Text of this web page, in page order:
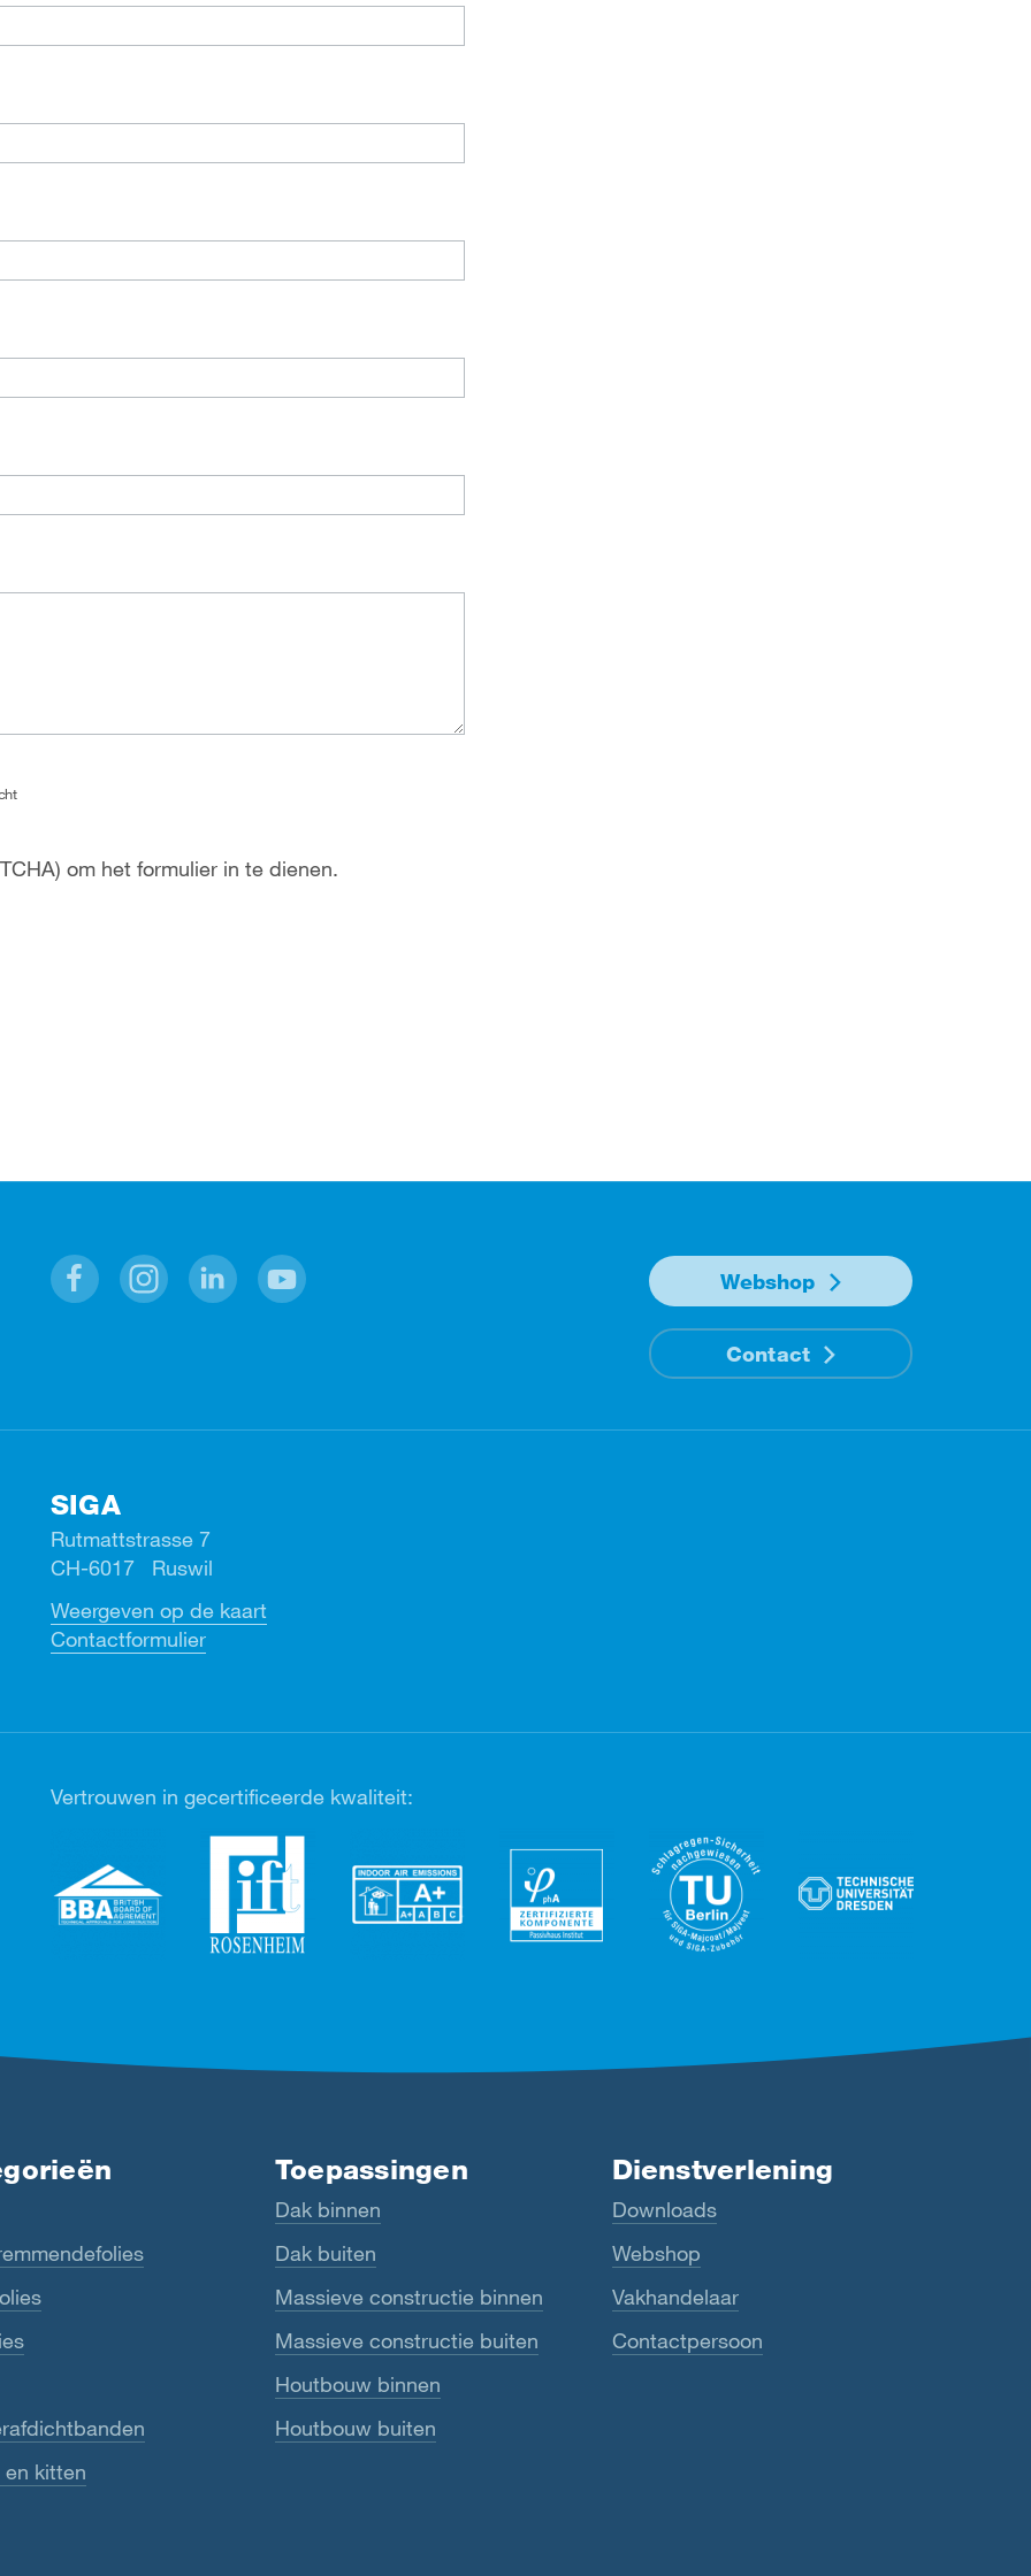
om het formulier in te dienen.
Webshop
Contact
SIGA
Rutmattstrasse 7
CH-6017 Ruswil
Weergeven op de kaart
Contactformulier
Vertrouwen in gecertificeerde kwaliteit:
en kitten
Toepassingen
Dak binnen
Dak buiten
Massieve constructie binnen
Massieve constructie buiten
Houtbouw binnen
Houtbouw buiten
Dienstverlening
Downloads
Webshop
Vakhandelaar
Contactpersoon